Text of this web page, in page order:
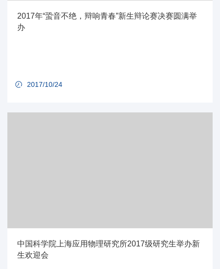
2017年“蛩音不绝，辩响青春”新生辩论赛决赛圆满举
办
2017/10/24
中国科学院上海应用物理研究所2017级研究生举办新
生欢迎会